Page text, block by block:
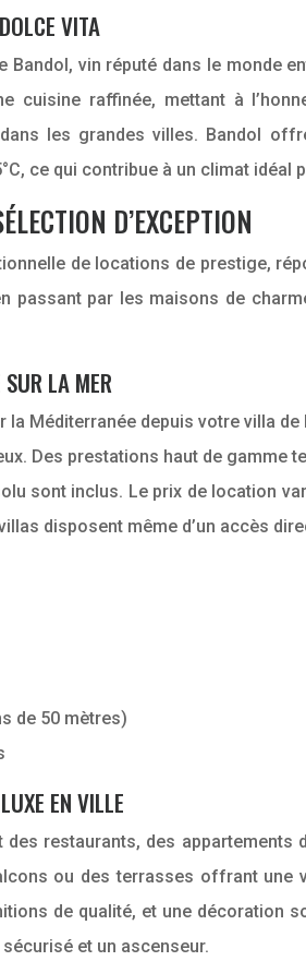
VITA
vin réputé dans le monde
cuisine raffinée, mettant à
les grandes villes. Bandol
ce qui contribue à un climat idéal
D’EXCEPTION
de locations de prestige,
passant par les maisons de
LA MER
Méditerranée depuis votre villa
Des prestations haut de
sont inclus. Le prix de location
disposent même d’un accès
de 50 mètres)
EN VILLE
restaurants, des
ou des terrasses offrant
de qualité, et une décoration
et un ascenseur.